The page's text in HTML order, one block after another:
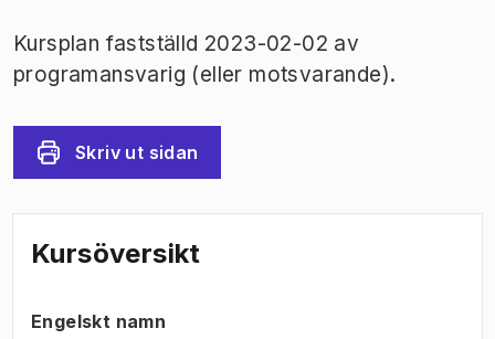
Kursplan fastställd 2023-02-02 av
programansvarig (eller motsvarande).
Skriv ut sidan
Kursöversikt
Engelskt namn